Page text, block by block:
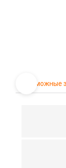
Возможные